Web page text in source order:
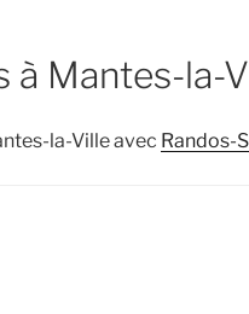
à Mantes-la-
la-Ville avec Randos-